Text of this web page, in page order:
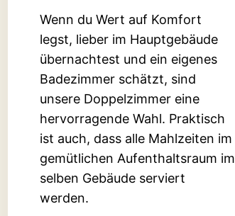
Wenn du Wert auf Komfort
legst, lieber im Hauptgebäude
übernachtest und ein eigenes
Badezimmer schätzt, sind
unsere Doppelzimmer eine
hervorragende Wahl. Praktisch
ist auch, dass alle Mahlzeiten im
gemütlichen Aufenthaltsraum im
selben Gebäude serviert
werden.